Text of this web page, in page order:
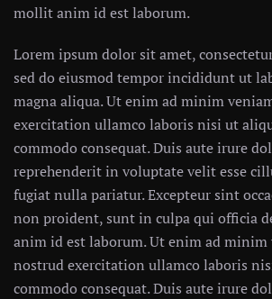
mollit anim id est laborum.
Lorem ipsum dolor sit amet,
sed do eiusmod tempor incididunt ut
magna aliqua. Ut enim ad minim
exercitation ullamco laboris nisi ut
commodo consequat. Duis aute irure
reprehenderit in voluptate velit esse
fugiat nulla pariatur. Excepteur sint
non proident, sunt in culpa qui officia
anim id est laborum. Ut enim ad minim
nostrud exercitation ullamco laboris
commodo consequat. Duis aute irure